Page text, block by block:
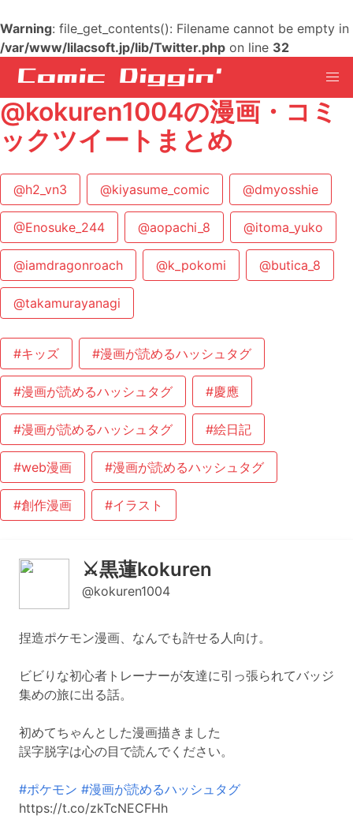
Warning: file_get_contents(): Filename cannot be empty in
/var/www/lilacsoft.jp/lib/Twitter.php on line 32
@kokuren1004の漫画・コミ
ックツイートまとめ
@h2_vn3 @kiyasume_comic @dmyosshie
@Enosuke_244 @aopachi_8 @itoma_yuko
@iamdragonroach @k_pokomi @butica_8
@takamurayanagi
#キッズ #漫画が読めるハッシュタグ
#漫画が読めるハッシュタグ #慶應
#漫画が読めるハッシュタグ #絵日記
#web漫画 #漫画が読めるハッシュタグ
#創作漫画 #イラスト
⚔️黒蓮kokuren
@kokuren1004
捏造ポケモン漫画、なんでも許せる人向け。
ビビりな初心者トレーナーが友達に引っ張られてバッジ
集めの旅に出る話。
初めてちゃんとした漫画描きました
誤字脱字は心の目で読んでください。
#ポケモン #漫画が読めるハッシュタグ
https://t.co/zkTcNECFHh